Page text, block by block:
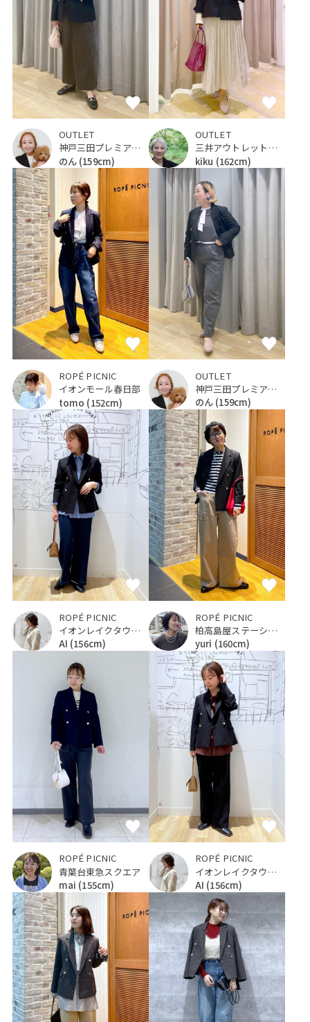
OUTLET
神戸三田プレミアム・アウトレット
のん (159cm)
OUTLET
三井アウトレットパーク 仙台港
kiku (162cm)
ROPÉ PICNIC
イオンモール春日部
tomo (152cm)
OUTLET
神戸三田プレミアム・アウトレット
のん (159cm)
ROPÉ PICNIC
イオンレイクタウンKaze
AI (156cm)
ROPÉ PICNIC
柏高島屋ステーションモール
yuri (160cm)
ROPÉ PICNIC
青葉台東急スクエア
mai (155cm)
ROPÉ PICNIC
イオンレイクタウンKaze
AI (156cm)